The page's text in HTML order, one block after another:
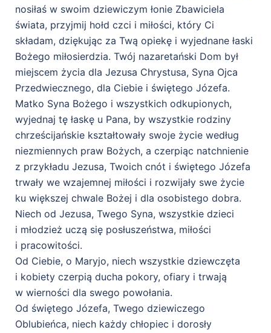
nosiłaś w swoim dziewiczym łonie Zbawiciela
świata, przyjmij hołd czci i miłości, który Ci
składam, dziękując za Twą opiekę i wyjednane łaski
Bożego miłosierdzia. Twój nazaretański Dom był
miejscem życia dla Jezusa Chrystusa, Syna Ojca
Przedwiecznego, dla Ciebie i świętego Józefa.
Matko Syna Bożego i wszystkich odkupionych,
wyjednaj tę łaskę u Pana, by wszystkie rodziny
chrześcijańskie kształtowały swoje życie według
niezmiennych praw Bożych, a czerpiąc natchnienie
z przykładu Jezusa, Twoich cnót i świętego Józefa
trwały we wzajemnej miłości i rozwijały swe życie
ku większej chwale Bożej i dla osobistego dobra.
Niech od Jezusa, Twego Syna, wszystkie dzieci
i młodzież uczą się posłuszeństwa, miłości
i pracowitości.
Od Ciebie, o Maryjo, niech wszystkie dziewczęta
i kobiety czerpią ducha pokory, ofiary i trwają
w wierności dla swego powołania.
Od świętego Józefa, Twego dziewiczego
Oblubieńca, niech każdy chłopiec i dorosły